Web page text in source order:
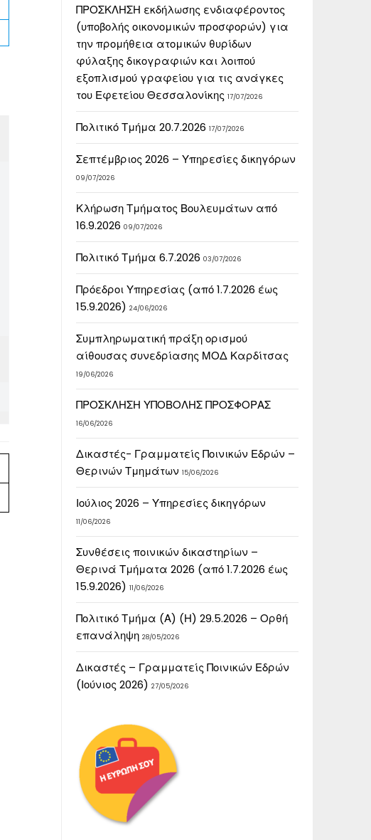
ΠΡΟΣΚΛΗΣΗ εκδήλωσης ενδιαφέροντος
(υποβολής οικονομικών προσφορών) για
την προμήθεια ατομικών θυρίδων
φύλαξης δικογραφιών και λοιπού
εξοπλισμού γραφείου για τις ανάγκες
του Εφετείου Θεσσαλονίκης 17/07/2026
Πολιτικό Τμήμα 20.7.2026 17/07/2026
Σεπτέμβριος 2026 – Υπηρεσίες δικηγόρων
09/07/2026
Κλήρωση Τμήματος Βουλευμάτων από
16.9.2026 09/07/2026
Πολιτικό Τμήμα 6.7.2026 03/07/2026
Πρόεδροι Υπηρεσίας (από 1.7.2026 έως
15.9.2026) 24/06/2026
Συμπληρωματική πράξη ορισμού
αίθουσας συνεδρίασης ΜΟΔ Καρδίτσας
19/06/2026
ΠΡΟΣΚΛΗΣΗ ΥΠΟΒΟΛΗΣ ΠΡΟΣΦΟΡΑΣ
16/06/2026
Δικαστές- Γραμματείς Ποινικών Εδρών –
Θερινών Τμημάτων 15/06/2026
Ιούλιος 2026 – Υπηρεσίες δικηγόρων
11/06/2026
Συνθέσεις ποινικών δικαστηρίων –
Θερινά Τμήματα 2026 (από 1.7.2026 έως
15.9.2026) 11/06/2026
Πολιτικό Τμήμα (Α) (Η) 29.5.2026 – Ορθή
επανάληψη 28/05/2026
Δικαστές – Γραμματείς Ποινικών Εδρών
(Ιούνιος 2026) 27/05/2026